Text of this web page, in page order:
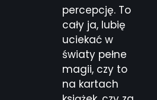
percepcję. To
cały ja, lubię
uciekać w
światy pełne
magii, czy to
na kartach